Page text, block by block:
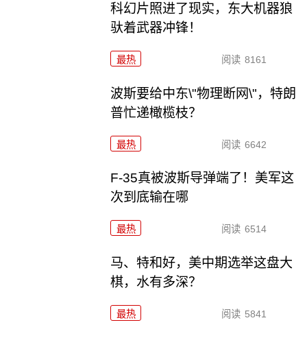
科幻片照进了现实，东大机器狼
驮着武器冲锋！
最热 阅读 8161
波斯要给中东\"物理断网\"，特朗
普忙递橄榄枝？
最热 阅读 6642
F-35真被波斯导弹端了！美军这
次到底输在哪
最热 阅读 6514
马、特和好，美中期选举这盘大
棋，水有多深？
最热 阅读 5841